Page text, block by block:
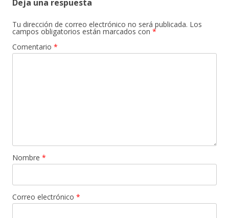
Deja una respuesta
Tu dirección de correo electrónico no será publicada. Los
campos obligatorios están marcados con *
Comentario *
Nombre *
Correo electrónico *